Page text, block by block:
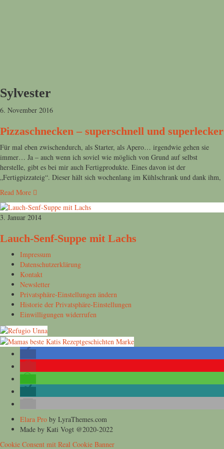
Sylvester
6. November 2016
Pizzaschnecken – superschnell und superlecker
Für mal eben zwischendurch, als Starter, als Apero… irgendwie gehen sie
immer… Ja – auch wenn ich soviel wie möglich von Grund auf selbst
herstelle, gibt es bei mir auch Fertigprodukte. Eines davon ist der
„Fertigpizzateig“. Dieser hält sich wochenlang im Kühlschrank und dank ihm,
Read More
3. Januar 2014
Lauch-Senf-Suppe mit Lachs
Impressum
Datenschutzerklärung
Kontakt
Newsletter
Privatsphäre-Einstellungen ändern
Historie der Privatsphäre-Einstellungen
Einwilligungen widerrufen
Elara Pro by LyraThemes.com
Made by Kati Vogt @2020-2022
Cookie Consent mit Real Cookie Banner